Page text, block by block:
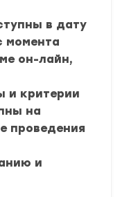
в дату
момента
он-лайн,
и критерии
на
проведения
и